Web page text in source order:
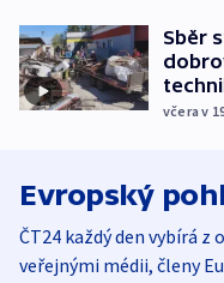
Sběr
včera v
Evropský
ČT24 každý den vybírá
veřejnými médii, členy